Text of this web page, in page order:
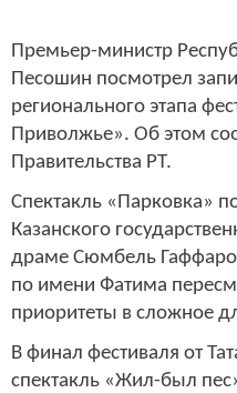
Премьер-министр
Песошин посмотрел
регионального этапа
Приволжье». Об этом
Правительства РТ.
Спектакль «Парковка»
Казанского
драме Сюмбель
по имени Фатима
приоритеты в сложное
В финал фестиваля от
спектакль «Жил-был